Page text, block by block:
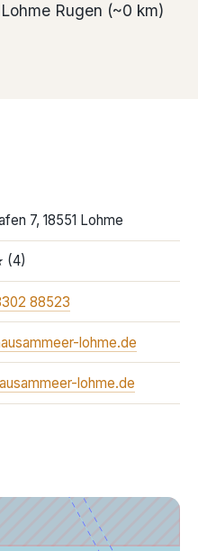
Lohme Rugen (~0 km)
7, 18551 Lohme
(4)
88523
lohme.de
lohme.de